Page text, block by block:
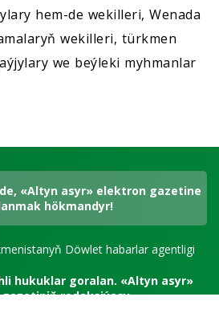
hem-de wekilleri, Wenada
wekilleri, türkmen
we beýleki myhmanlar
«Altyn asyr» elektron gazetine
hökmandyr!
Döwlet habarlar agentligi
hukuklar goralan. «Altyn asyr»
redaksiýasy